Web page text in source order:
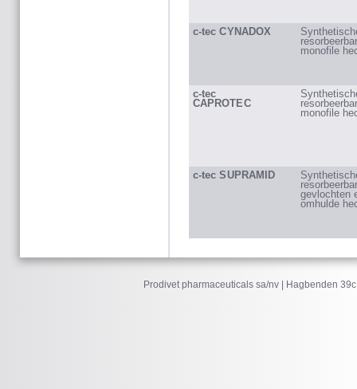
c-tec CYNADOX
monofile
c-tec
CAPROTEC
monofile
c-tec SUPRAMID
gevlochten
omhulde
Prodivet pharmaceuticals sa/nv | Hagbenden